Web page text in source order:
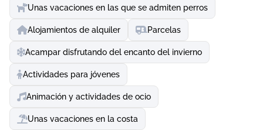
tranquila capital de la isla. Allí encontrará numerosos
restaurantes y cafés con vistas al mar, así como zonas de
picnic con vistas panorámicas.
Unas vacaciones en las que se admiten perros
Alojamientos de alquiler Parcelas
Acampar disfrutando del encanto del invierno
Actividades para jóvenes
Animación y actividades de ocio
Unas vacaciones en la costa